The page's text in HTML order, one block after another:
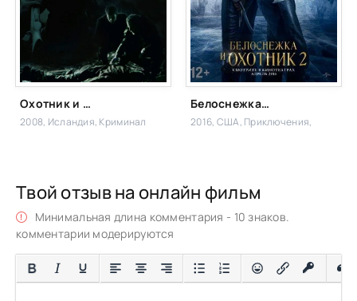
Охотник и жертва
2008, Исландия, Криминал
Белоснежка и Охотник 2
2016, США, Приключения,
Твой отзыв на онлайн фильм
Минимальная длина комментария - 10 знаков.
комментарии модерируются